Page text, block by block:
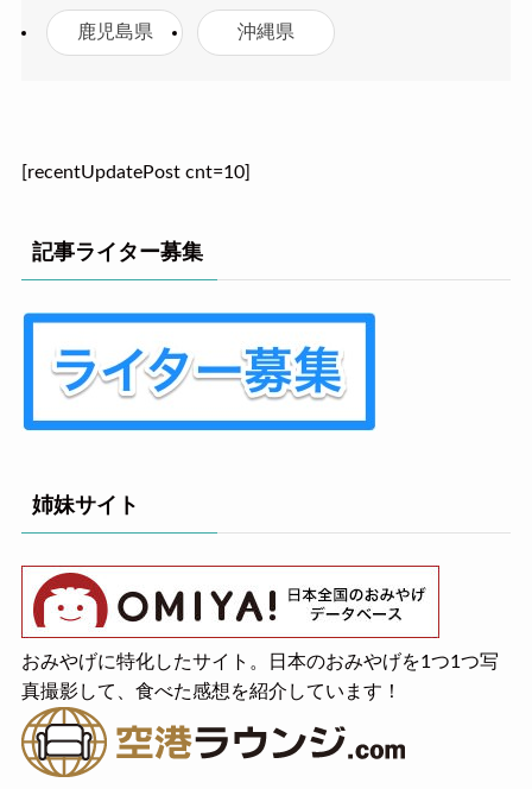
鹿児島県 沖縄県
[recentUpdatePost cnt=10]
記事ライター募集
姉妹サイト
おみやげに特化したサイト。日本のおみやげを1つ1つ写
真撮影して、食べた感想を紹介しています！